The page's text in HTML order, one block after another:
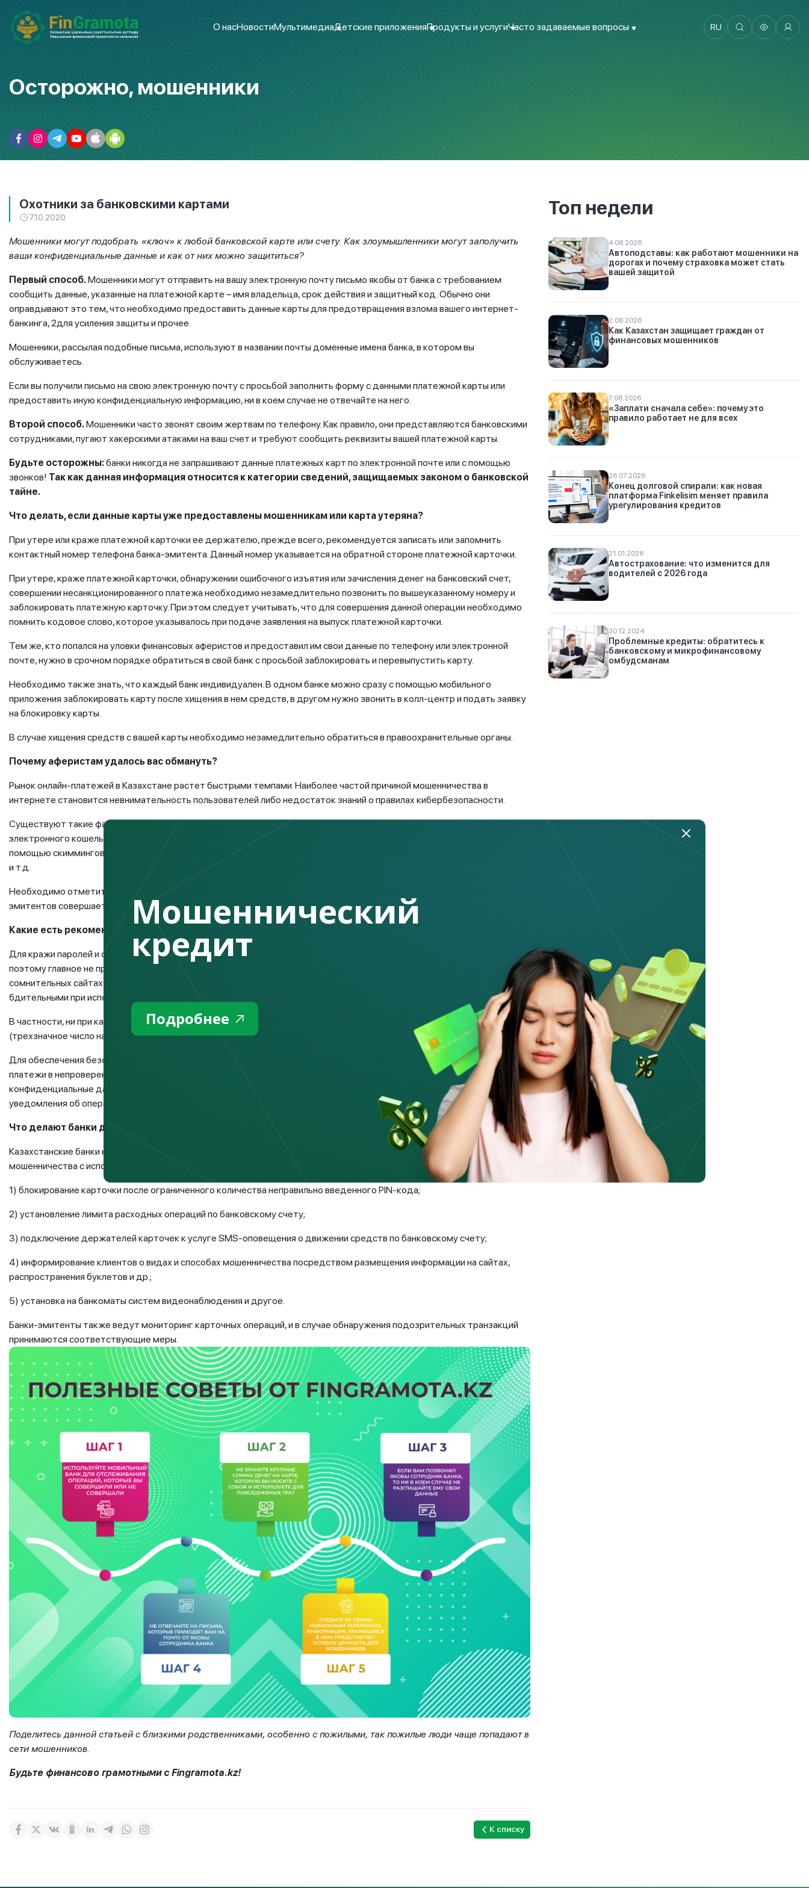
О насНовостиМультимедиаДетские приложенияПродукты и услугиЧасто задаваемые вопросы RU
Осторожно, мошенники
Охотники за банковскими картами
7.10.2020
Мошенники могут подобрать «ключ» к любой банковской карте или счету. Как злоумышленники могут заполучить
ваши конфиденциальные данные и как от них можно защититься?
Первый способ.Мошенники могут отправить на вашу электронную почту письмо якобы от банка с требованием
сообщить данные, указанные на платежной карте – имя владельца, срок действия и защитный код. Обычно они
оправдывают это тем, что необходимо предоставить данные карты для предотвращения взлома вашего интернет-
банкинга, 2для усиления защиты и прочее.
Мошенники, рассылая подобные письма, используют в названии почты доменные имена банка, в котором вы
обслуживаетесь.
Если вы получили письмо на свою электронную почту с просьбой заполнить форму с данными платежной карты или
предоставить иную конфиденциальную информацию, ни в коем случае не отвечайте на него.
Второй способ.Мошенники часто звонят своим жертвам по телефону. Как правило, они представляются банковскими
сотрудниками, пугают хакерскими атаками на ваш счет и требуют сообщить реквизиты вашей платежной карты.
Будьте осторожны:банки никогда не запрашивают данные платежных карт по электронной почте или с помощью
звонков! Так как данная информация относится к категории сведений, защищаемых законом о банковской
тайне.
Что делать, если данные карты уже предоставлены мошенникам или карта утеряна?
При утере или краже платежной карточки ее держателю, прежде всего, рекомендуется записать или запомнить
контактный номер телефона банка-эмитента. Данный номер указывается на обратной стороне платежной карточки.
При утере, краже платежной карточки, обнаружении ошибочного изъятия или зачисления денег на банковский счет,
совершении несанкционированного платежа необходимо незамедлительно позвонить по вышеуказанному номеру и
заблокировать платежную карточку. При этом следует учитывать, что для совершения данной операции необходимо
помнить кодовое слово, которое указывалось при подаче заявления на выпуск платежной карточки.
Тем же, кто попался на уловки финансовых аферистов и предоставил им свои данные по телефону или электронной
почте, нужно в срочном порядке обратиться в свой банк с просьбой заблокировать и перевыпустить карту.
Необходимо также знать, что каждый банк индивидуален. В одном банке можно сразу с помощью мобильного
приложения заблокировать карту после хищения в нем средств, в другом нужно звонить в колл-центр и подать заявку
на блокировку карты.
В случае хищения средств с вашей карты необходимо незамедлительно обратиться в правоохранительные органы.
Почему аферистам удалось вас обмануть?
Рынок онлайн-платежей в Казахстане растет быстрыми темпами. Наиболее частой причиной мошенничества в
интернете становится невнимательность пользователей либо недостаток знаний о правилах кибербезопасности.
Существуют такие факторы, как: кража личных данных для последующего хищения денег с платежной карточки или
электронного кошелька, кража/утеря платежной карточки, подделка платежных карточек, а также мошенничество с
помощью скимминговых устройств, применяемых для снятия информации с магнитных полос/чипа платежных карточек
и т.д.
Необходимо отметить, что подавляющая часть мошеннических транзакций с использованием карточек казахстанских
эмитентов совершается за рубежом.
Какие есть рекомендации для защиты от финансовых злоумышленников?
Для кражи паролей и сбора секретной информации мошенники используют спам – рассылки или подставные сайты,
поэтому главное не пренебрегать ключевыми требованиями безопасности: не разглашать и не публиковать на
сомнительных сайтах реквизиты платежной карточки, оплачивать товары и услуги виртуальной картой, быть
бдительными при использовании интернета.
В частности, ни при каких обстоятельствах не сообщайте незнакомым людям CVV-код платежной карточки
(трехзначное число на обратной стороне) и тем более пароли или коды верификации от любых платежных сервисов.
Для обеспечения безопасности своего банковского счета или электронного кошелька не рекомендуется совершать
платежи в непроверенных интернет-магазинах и группах в соцсетях, ни в коем случае нельзя сообщать третьим лицам
конфиденциальные данные по телефону или посредством почты и обязательно подключите e-mail- и SMS-
уведомления об операциях, проводимых на вашем банковском счете/электронном кошельке.-
Что делают банки для защиты своей платежной системы?
Казахстанские банки на регулярной и систематической основе проводят различные мероприятия для снижения риска
мошенничества с использованием платежных карточек. Среди них
1) блокирование карточки после ограниченного количества неправильно введенного PIN-кода;
2) установление лимита расходных операций по банковскому счету;
3) подключение держателей карточек к услуге SMS-оповещения о движении средств по банковскому счету;
4) информирование клиентов о видах и способах мошенничества посредством размещения информации на сайтах,
распространения буклетов и др.;
5) установка на банкоматы систем видеонаблюдения и другое.
Банки-эмитенты также ведут мониторинг карточных операций, и в случае обнаружения подозрительных транзакций
принимаются соответствующие меры.
Поделитесь данной статьей с близкими родственниками, особенно с пожилыми, так пожилые люди чаще попадают в
сети мошенников.
Будьте финансово грамотными сFingramota.kz!
К списку
Топ недели
4.08.2026
Автоподставы: как работают мошенники на
дорогах и почему страховка может стать
вашей защитой
2.08.2026
Как Казахстан защищает граждан от
финансовых мошенников
7.08.2026
«Заплати сначала себе»: почему это
правило работает не для всех
26.07.2026
Конец долговой спирали: как новая
платформа Finkelisim меняет правила
урегулирования кредитов
21.01.2026
Автострахование: что изменится для
водителей с 2026 года
30.12.2024
Проблемные кредиты: обратитесь к
банковскому и микрофинансовому
омбудсманам
Мошеннический
кредит
Подробнее